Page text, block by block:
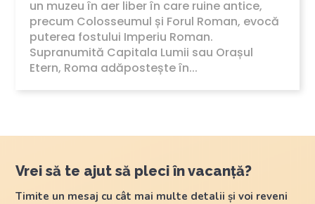
un muzeu în aer liber în care ruine antice,
precum Colosseumul și Forul Roman, evocă
puterea fostului Imperiu Roman.
Supranumită Capitala Lumii sau Orașul
Etern, Roma adăpostește în...
Vrei să te ajut să pleci în vacanță?
Timite un mesaj cu cât mai multe detalii și voi reveni